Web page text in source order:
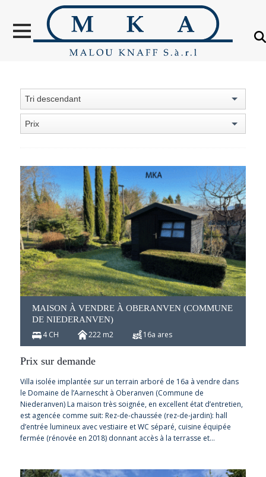
VENTES
LOCATION
OBJETS VENDUS
ÉTRANGER
À PROPOS
CONTACT
Tri descendant
Prix
MAISON À VENDRE À OBERANVEN (COMMUNE
DE NIEDERANVEN)
4 CH 222 m2 16a ares
Prix sur demande
Villa isolée implantée sur un terrain arboré de 16a à vendre dans
le Domaine de l’Aarnescht à Oberanven (Commune de
Niederanven) La maison très soignée, en excellent état d’entretien,
est agencée comme suit: Rez-de-chaussée (rez-de-jardin): hall
d’entrée lumineux avec vestiaire et WC séparé, cuisine équipée
fermée (rénovée en 2018) donnant accès à la terrasse et…